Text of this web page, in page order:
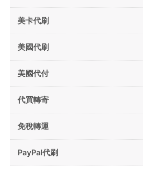
美卡代刷
美國代刷
美國代付
代買轉寄
免稅轉運
PayPal代刷